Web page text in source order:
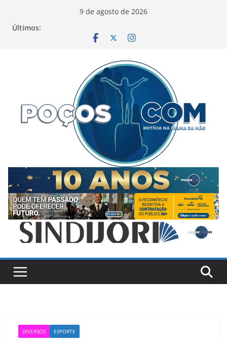
9 de agosto de 2026
Últimos:
DIVERSOS ESPORTE